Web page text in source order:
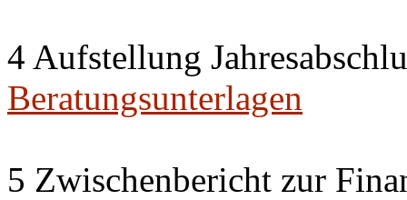
4 Aufstellung
Beratungsunterlagen
5 Zwischenbericht zur